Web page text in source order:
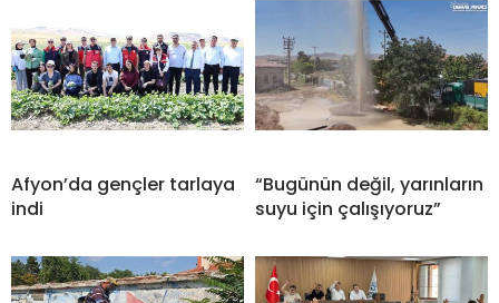
Afyon’da gençler tarlaya
indi
“Bugünün değil, yarınların
suyu için çalışıyoruz”